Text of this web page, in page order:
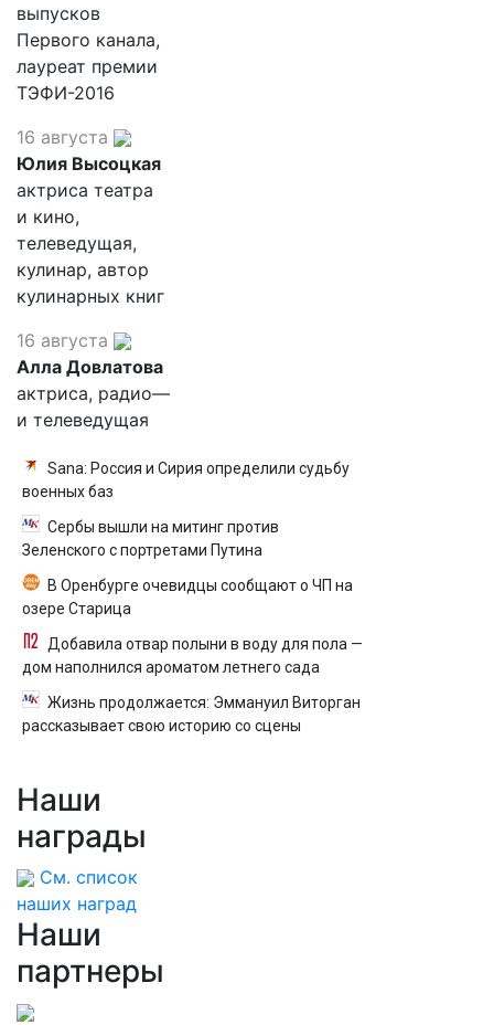
выпусков
Первого канала,
лауреат премии
ТЭФИ-2016
16 августа
Юлия Высоцкая
актриса театра
и кино,
телеведущая,
кулинар, автор
кулинарных книг
16 августа
Алла Довлатова
актриса, радио—
и телеведущая
Sana: Россия и Сирия определили судьбу
военных баз
Сербы вышли на митинг против
Зеленского с портретами Путина
В Оренбурге очевидцы сообщают о ЧП на
озере Старица
Добавила отвар полыни в воду для пола —
дом наполнился ароматом летнего сада
Жизнь продолжается: Эммануил Виторган
рассказывает свою историю со сцены
Наши
награды
См. список
наших наград
Наши
партнеры